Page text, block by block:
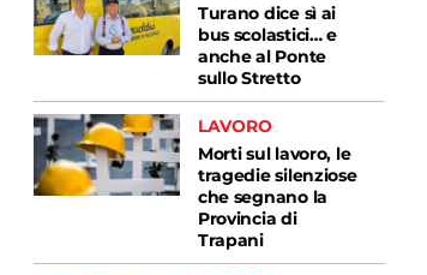
Turano dice sì ai
bus scolastici… e
anche al Ponte
sullo Stretto
LAVORO
Morti sul lavoro, le
tragedie silenziose
che segnano la
Provincia di
Trapani